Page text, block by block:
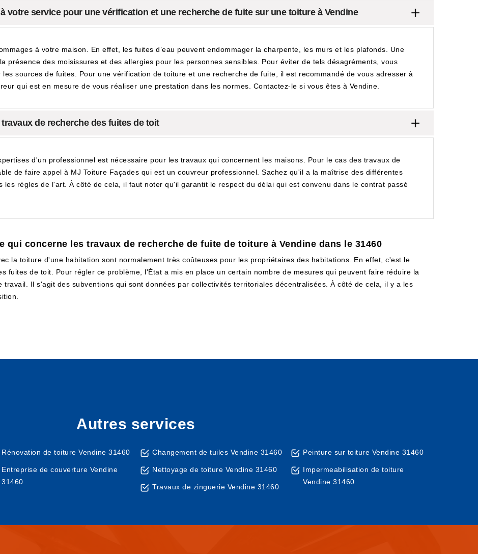
votre service pour une vérification et une recherche de fuite sur une toiture à Vendine
à votre maison. En effet, les fuites d’eau peuvent endommager la charpente, les murs et les plafonds. Une
présence des moisissures et des allergies pour les personnes sensibles. Pour éviter de tels désagréments, vous
sources de fuites. Pour une vérification de toiture et une recherche de fuite, il est recommandé de vous adresser à
qui est en mesure de vous réaliser une prestation dans les normes. Contactez-le si vous êtes à Vendine.
de recherche des fuites de toit
d'un professionnel est nécessaire pour les travaux qui concernent les maisons. Pour le cas des travaux de
de faire appel à MJ Toiture Façades qui est un couvreur professionnel. Sachez qu'il a la maîtrise des différentes
les règles de l'art. À côté de cela, il faut noter qu'il garantit le respect du délai qui est convenu dans le contrat passé
qui concerne les travaux de recherche de fuite de toiture à Vendine dans le 31460
la toiture d'une habitation sont normalement très coûteuses pour les propriétaires des habitations. En effet, c'est le
fuites de toit. Pour régler ce problème, l'État a mis en place un certain nombre de mesures qui peuvent faire réduire la
Il s'agit des subventions qui sont données par collectivités territoriales décentralisées. À côté de cela, il y a les
Autres services
Rénovation de toiture Vendine 31460
Entreprise de couverture Vendine
31460
Changement de tuiles Vendine 31460
Nettoyage de toiture Vendine 31460
Travaux de zinguerie Vendine 31460
Peinture sur toiture Vendine 31460
Impermeabilisation de toiture
Vendine 31460